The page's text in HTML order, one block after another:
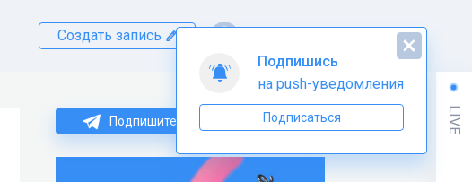
Создать запись
Подпишитесь на нас в Telegram LIVE
Подпишись
на push-уведомления
Подписаться